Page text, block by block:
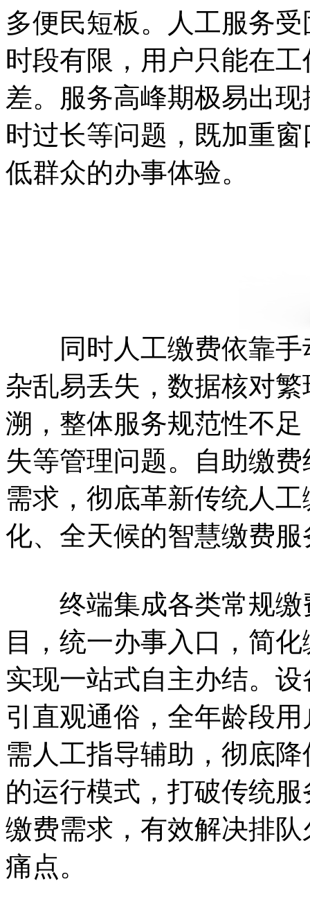
多便民短板。人工服务
时段有限，用户只能在
差。服务高峰期极易出
时过长等问题，既加重
低群众的办事体验。
同时人工缴费依靠手
杂乱易丢失，数据核对
溯，整体服务规范性不
失等管理问题。自助缴
需求，彻底革新传统人
化、全天候的智慧缴费
终端集成各类常规缴
目，统一办事入口，简
实现一站式自主办结。
引直观通俗，全年龄段
需人工指导辅助，彻底
的运行模式，打破传统
缴费需求，有效解决排
痛点。